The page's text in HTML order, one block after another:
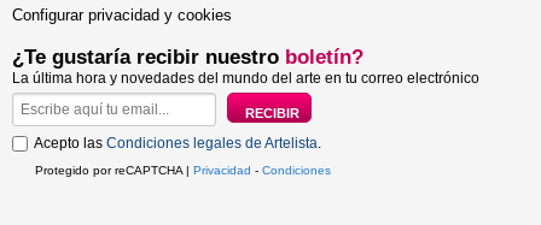
Configurar privacidad y cookies
¿Te gustaría recibir nuestro boletín?
La última hora y novedades del mundo del arte en tu correo electrónico
Acepto las Condiciones legales de Artelista.
Protegido por reCAPTCHA | Privacidad - Condiciones